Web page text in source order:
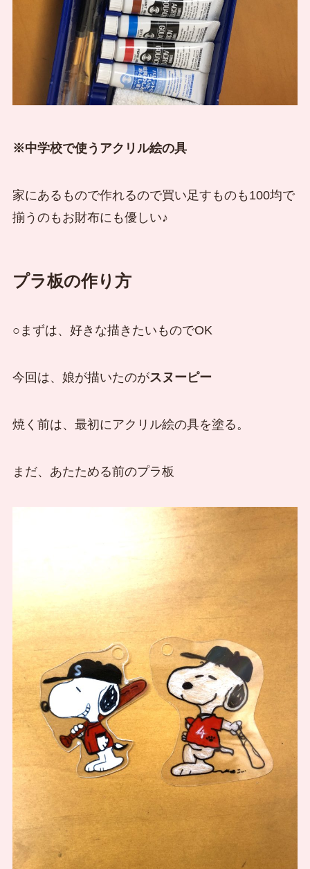
※中学校で使うアクリル絵の具
家にあるもので作れるので買い足すものも100均で
揃うのもお財布にも優しい♪
プラ板の作り方
○まずは、好きな描きたいものでOK
今回は、娘が描いたのがスヌーピー
焼く前は、最初にアクリル絵の具を塗る。
まだ、あたためる前のプラ板